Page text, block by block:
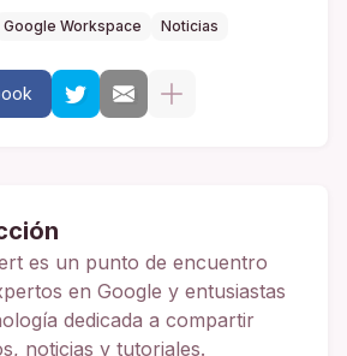
Google Workspace Noticias
es un punto de encuentro
en Google y entusiastas
dedicada a compartir
noticias y tutoriales.